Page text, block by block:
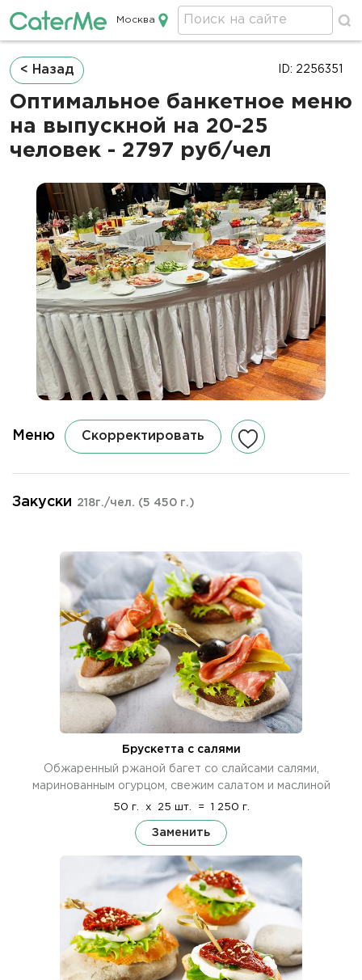
Кейтеринг в Москве
Москва
Строка
навигации
< Назад
Оптимальное банкетное меню
на выпускной на 20-25
человек - 2797 руб/чел
ID: 2256351
Меню Скорректировать
Закуски 218г./чел. (5 450 г.)
Брускетта с салями
Обжаренный ржаной багет со слайсами салями,
маринованным огурцом, свежим салатом и маслиной
50 г. x 25 шт. = 1 250 г.
Заменить